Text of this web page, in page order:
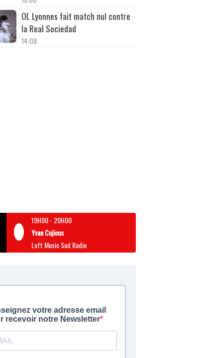
OL Lyonnes fait match nul contre
la Real Sociedad
14:08
19H00- 20H00
Yvan Cujious
Loft Music Sud Radio